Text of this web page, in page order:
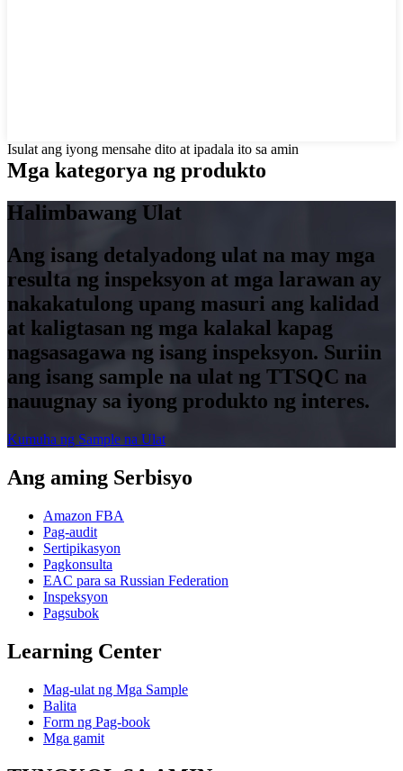
Isulat ang iyong mensahe dito at ipadala ito sa amin
Mga kategorya ng produkto
Halimbawang Ulat
Ang isang detalyadong ulat na may mga
resulta ng inspeksyon at mga larawan ay
nakakatulong upang masuri ang kalidad
at kaligtasan ng mga kalakal kapag
nagsasagawa ng isang inspeksyon. Suriin
ang isang sample na ulat ng TTSQC na
nauugnay sa iyong produkto ng interes.
Kumuha ng Sample na Ulat
Ang aming Serbisyo
Amazon FBA
Pag-audit
Sertipikasyon
Pagkonsulta
EAC para sa Russian Federation
Inspeksyon
Pagsubok
Learning Center
Mag-ulat ng Mga Sample
Balita
Form ng Pag-book
Mga gamit